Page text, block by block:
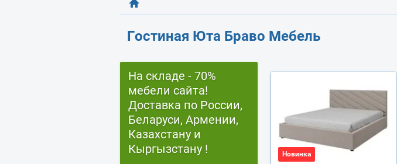
Гостиная Юта Браво Мебель
Новинка
На складе - 70%
мебели сайта!
Доставка по России,
Беларуси, Армении,
Казахстану и
Кыргызстану !